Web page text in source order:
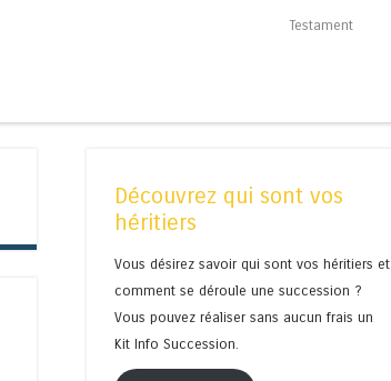
Testament
Découvrez qui sont vos
héritiers
Vous désirez savoir qui sont vos héritiers et
comment se déroule une succession ?
Vous pouvez réaliser sans aucun frais un
Kit Info Succession.